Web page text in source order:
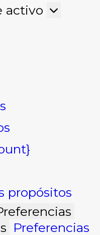
activo
propósitos
Preferencias